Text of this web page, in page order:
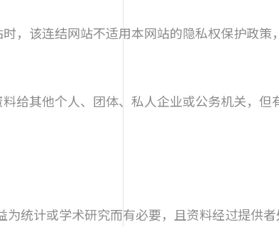
，该连结网站不适用本网站的隐私权保护政策
给其他个人、团体、私人企业或公务机关，但
统计或学术研究而有必要，且资料经过提供